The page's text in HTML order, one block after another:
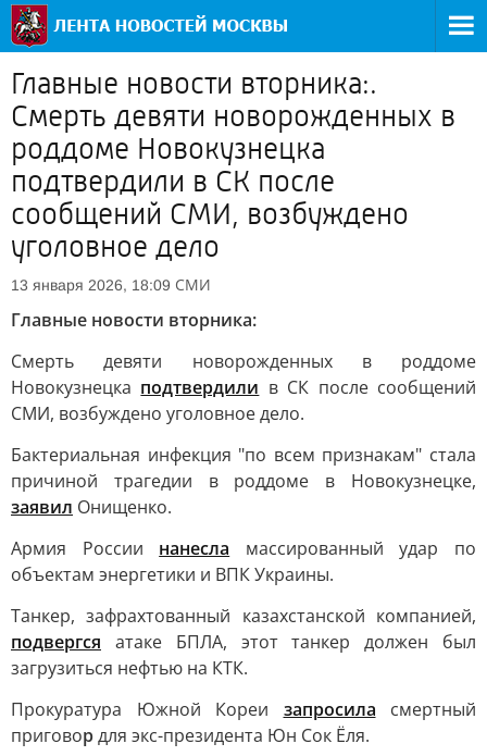
Главные новости вторника:.
Смерть девяти новорожденных в
роддоме Новокузнецка
подтвердили в СК после
сообщений СМИ, возбуждено
уголовное дело
13 января 2026, 18:09 СМИ
Главные новости вторника:
Смерть девяти новорожденных в роддоме
Новокузнецка подтвердили в СК после сообщений
СМИ, возбуждено уголовное дело.
Бактериальная инфекция "по всем признакам" стала
причиной трагедии в роддоме в Новокузнецке,
заявил Онищенко.
Армия России нанесла массированный удар по
объектам энергетики и ВПК Украины.
Танкер, зафрахтованный казахстанской компанией,
подвергся атаке БПЛА, этот танкер должен был
загрузиться нефтью на КТК.
Прокуратура Южной Кореи запросила смертный
приговордля экс-президента Юн Сок Ёля.